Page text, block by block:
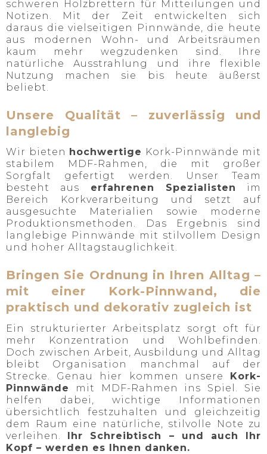
schweren Holzbrettern für Mitteilungen und
Notizen. Mit der Zeit entwickelten sich
daraus die vielseitigen Pinnwände, die heute
aus modernen Wohn- und Arbeitsräumen
kaum mehr wegzudenken sind. Ihre
natürliche Ausstrahlung und ihre flexible
Nutzung machen sie bis heute äußerst
beliebt.
Unsere Qualität – zuverlässig und
langlebig
Wir bieten hochwertige Kork-Pinnwände mit
stabilem MDF-Rahmen, die mit großer
Sorgfalt gefertigt werden. Unser Team
besteht aus erfahrenen Spezialisten im
Bereich Korkverarbeitung und setzt auf
ausgesuchte Materialien sowie moderne
Produktionsmethoden. Das Ergebnis sind
langlebige Pinnwände mit stilvollem Design
und hoher Alltagstauglichkeit.
Bringen Sie Ordnung in Ihren Alltag –
mit einer Kork-Pinnwand, die
praktisch und dekorativ zugleich ist
Ein strukturierter Arbeitsplatz sorgt oft für
mehr Konzentration und Wohlbefinden.
Doch zwischen Arbeit, Ausbildung und Alltag
bleibt Organisation manchmal auf der
Strecke. Genau hier kommen unsere Kork-
Pinnwände
mit MDF-Rahmen ins Spiel. Sie
helfen dabei, wichtige Informationen
übersichtlich festzuhalten und gleichzeitig
dem Raum eine natürliche, stilvolle Note zu
verleihen. Ihr Schreibtisch – und auch Ihr
Kopf – werden es Ihnen danken.